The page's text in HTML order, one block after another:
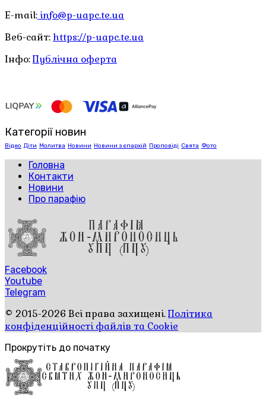
E-mail: info@p-uapc.te.ua
Веб-сайт: https://p-uapc.te.ua
Інфо:Публічна оферта
Категорії новин
Відео Діти Молитва Новини Новини з єпархій Проповіді Свята Фото
Головна
Контакти
Новини
Про парафію
Facebook
Youtube
Telegram
© 2015-2026 Всі права захищені.Політика
конфіденційності файлів та Cookie
Прокрутіть до початку